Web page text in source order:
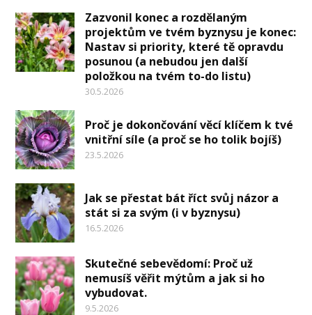
Zazvonil konec a rozdělaným
projektům ve tvém byznysu je konec:
Nastav si priority, které tě opravdu
posunou (a nebudou jen další
položkou na tvém to-do listu)
30.5.2026
Proč je dokončování věcí klíčem k tvé
vnitřní síle (a proč se ho tolik bojíš)
23.5.2026
Jak se přestat bát říct svůj názor a
stát si za svým (i v byznysu)
16.5.2026
Skutečné sebevědomí: Proč už
nemusíš věřit mýtům a jak si ho
vybudovat.
9.5.2026